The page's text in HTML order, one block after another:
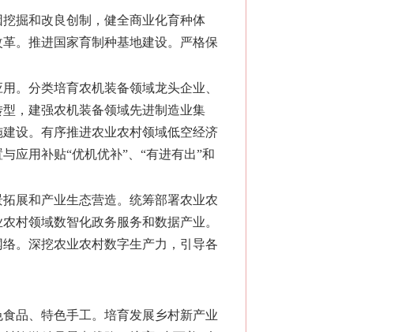
掘和改良创制，健全商业化育种体
。推进国家育制种基地建设。严格保
。分类培育农机装备领域龙头企业、
，建强农机装备领域先进制造业集
设。有序推进农业农村领域低空经济
应用补贴“优机优补”、“有进有出”和
展和产业生态营造。统筹部署农业农
村领域数智化政务服务和数据产业。
。深挖农业农村数字生产力，引导各
品、特色手工。培育发展乡村新产业